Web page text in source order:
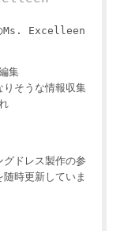
Ms. Excelleen
集
りそうな情報収集
ドレス製作の参
時更新していま